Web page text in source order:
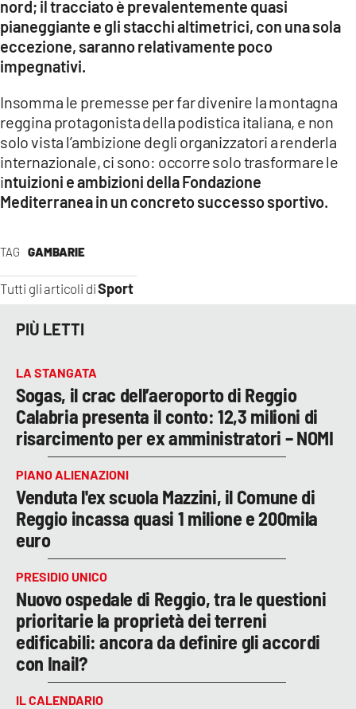
TAG GAMBARIE
Tutti gli articoli diSport
nord; il tracciato è prevalentemente quasi
pianeggiante e gli stacchi altimetrici, con una sola
eccezione, saranno relativamente poco
impegnativi.
Insomma le premesse per far divenire la montagna
reggina protagonista della podistica italiana, e non
solo vista l’ambizione degli organizzatori a renderla
internazionale, ci sono: occorre solo trasformare le
intuizioni e ambizioni della Fondazione
Mediterranea in un concreto successo sportivo.
PIÙ LETTI
LA STANGATA
Sogas, il crac dell’aeroporto di Reggio
Calabria presenta il conto: 12,3 milioni di
risarcimento per ex amministratori – NOMI
PIANO ALIENAZIONI
Venduta l'ex scuola Mazzini, il Comune di
Reggio incassa quasi 1 milione e 200mila
euro
PRESIDIO UNICO
Nuovo ospedale di Reggio, tra le questioni
prioritarie la proprietà dei terreni
edificabili: ancora da definire gli accordi
con Inail?
IL CALENDARIO